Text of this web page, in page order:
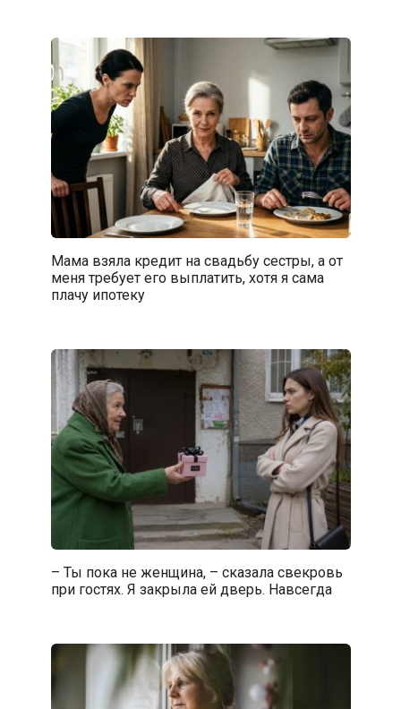
Мама взяла кредит на свадьбу сестры, а от
меня требует его выплатить, хотя я сама
плачу ипотеку
– Ты пока не женщина, – сказала свекровь
при гостях. Я закрыла ей дверь. Навсегда